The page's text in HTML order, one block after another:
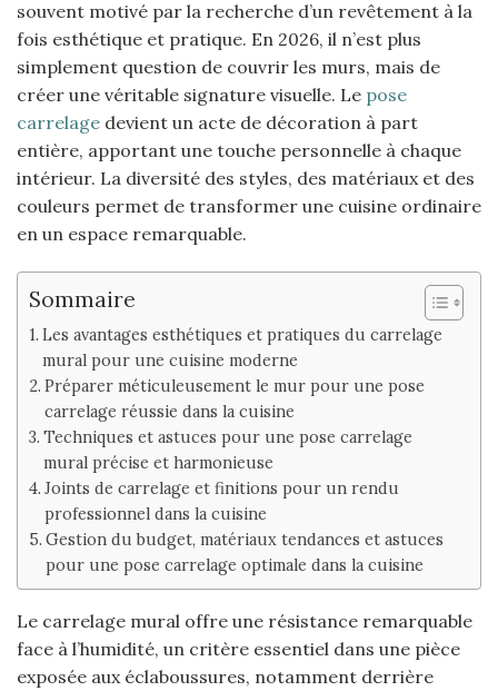
souvent motivé par la recherche d’un revêtement à la
fois esthétique et pratique. En 2026, il n’est plus
simplement question de couvrir les murs, mais de
créer une véritable signature visuelle. Le pose
carrelage devient un acte de décoration à part
entière, apportant une touche personnelle à chaque
intérieur. La diversité des styles, des matériaux et des
couleurs permet de transformer une cuisine ordinaire
en un espace remarquable.
Sommaire
Les avantages esthétiques et pratiques du carrelage
mural pour une cuisine moderne
Préparer méticuleusement le mur pour une pose
carrelage réussie dans la cuisine
Techniques et astuces pour une pose carrelage
mural précise et harmonieuse
Joints de carrelage et finitions pour un rendu
professionnel dans la cuisine
Gestion du budget, matériaux tendances et astuces
pour une pose carrelage optimale dans la cuisine
Le carrelage mural offre une résistance remarquable
face à l’humidité, un critère essentiel dans une pièce
exposée aux éclaboussures, notamment derrière